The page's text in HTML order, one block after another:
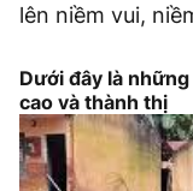
lên niềm vui,
Dưới đây là
cao và thành thị